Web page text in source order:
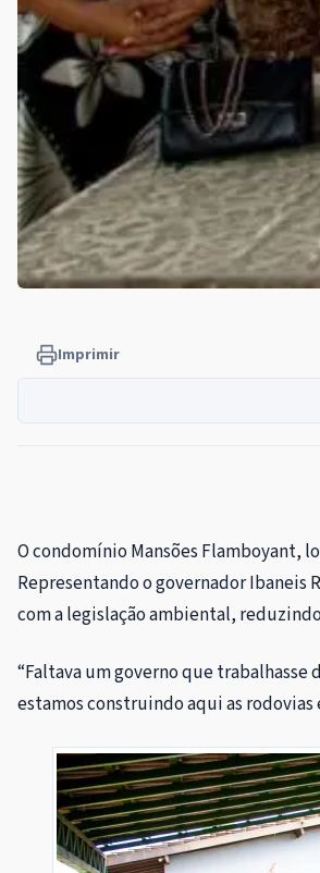
Imprimir
O condomínio Mansões Flamboyant,
Representando o governador Ibaneis
com a legislação ambiental,
“Faltava um governo que trabalhasse
estamos construindo aqui as